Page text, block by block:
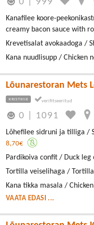
Kanafilee koore-
creamy bacon sauce with
Krevetisalat avokaadoga /
Kana nuudlisupp / Chicken
Lõunarestoran Mets
KRISTIINE
0 1091
Lõhefilee sidruni ja tilliga /
8,70€
Pardikoiva confit / Duck leg
Tortilla veiselihaga /
Kana tikka masala /
VAATA EDASI ...